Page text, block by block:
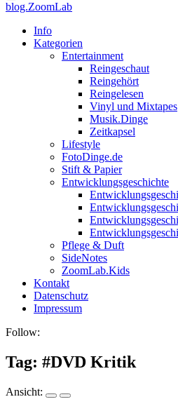
blog.ZoomLab
ZoomLab
Info
Kategorien
Entertainment
Reingeschaut
Reingehört
Reingelesen
Vinyl und Mixtapes
Musik.Dinge
Zeitkapsel
Lifestyle
FotoDinge.de
Stift & Papier
Entwicklungsgeschichte
Pflege & Duft
SideNotes
ZoomLab.Kids
Kontakt
Datenschutz
Impressum
Follow:
Tag: #DVD Kritik
Ansicht: